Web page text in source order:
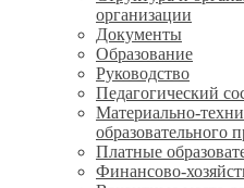
организации
Документы
Образование
Руководство
Педагогический
Материально-
образовательного
Платные
Финансово-